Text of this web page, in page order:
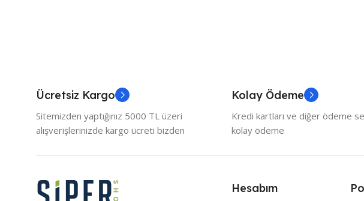
Ücretsiz Kargo
Sitemizden yaptığınız 5000 TL üzeri
alışverişlerinizde kargo ücreti bizden
Kolay Ödeme
Kredi kartları ve diğer ödeme
kolay ödeme
Hesabım